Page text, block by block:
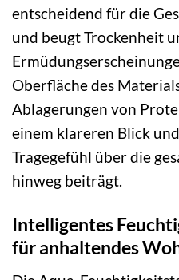
entscheidend für die
und beugt Trockenheit
Oberfläche des
Ablagerungen von
einem klareren Blick
Tragegefühl über die
hinweg beiträgt.
Intelligentes
für anhaltendes